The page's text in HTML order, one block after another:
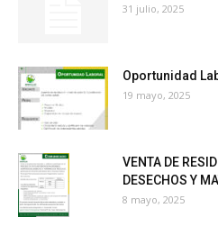
31 julio, 2025
Oportunidad
19 mayo, 2025
VENTA DE
DESECHOS Y
8 mayo, 2025